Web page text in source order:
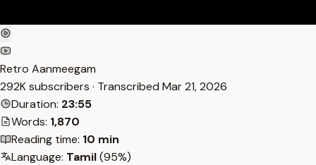
Retro Aanmeegam
292K subscribers · Transcribed Mar 21, 2026
Duration: 23:55
Words: 1,870
Reading time: 10 min
Language: Tamil(95%)